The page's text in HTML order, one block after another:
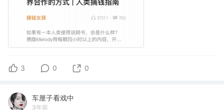
3 0 0
车厘子看戏中
3年前